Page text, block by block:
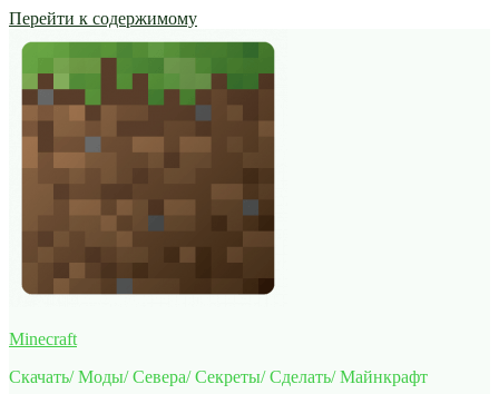
Перейти к содержимому
Minecraft
Скачать/ Моды/ Севера/ Секреты/ Сделать/ Майнкрафт